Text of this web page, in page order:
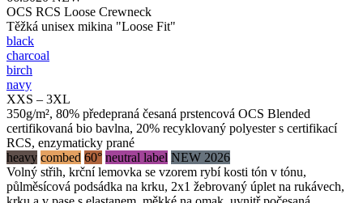
OCS RCS Loose Crewneck
Těžká unisex mikina "Loose Fit"
black
charcoal
birch
navy
XXS – 3XL
350g/m², 80% předepraná česaná prstencová OCS Blended
certifikovaná bio bavlna, 20% recyklovaný polyester s certifikací
RCS, enzymaticky prané
heavy combed 60° neutral label NEW 2026
Volný střih, krční lemovka se vzorem rybí kosti tón v tónu,
půlměsícová podsádka na krku, 2x1 žebrovaný úplet na rukávech,